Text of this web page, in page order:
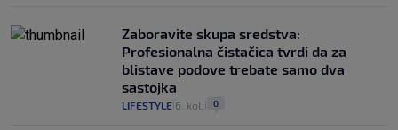
Zaboravite skupa sredstva:
Profesionalna čistačica tvrdi da za
blistave podove trebate samo dva
sastojka
LIFESTYLE 6. kol. 0